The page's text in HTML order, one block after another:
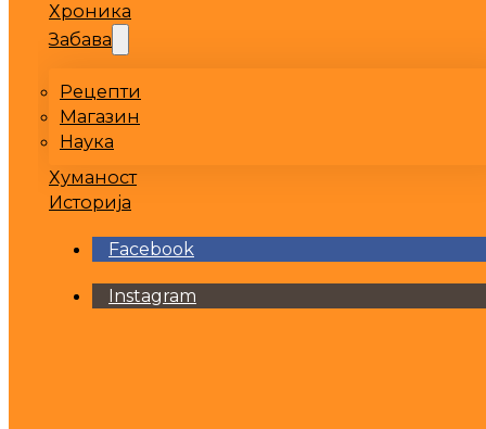
Хроника
Забава
Рецепти
Магазин
Наука
Хуманост
Историја
Facebook
Instagram